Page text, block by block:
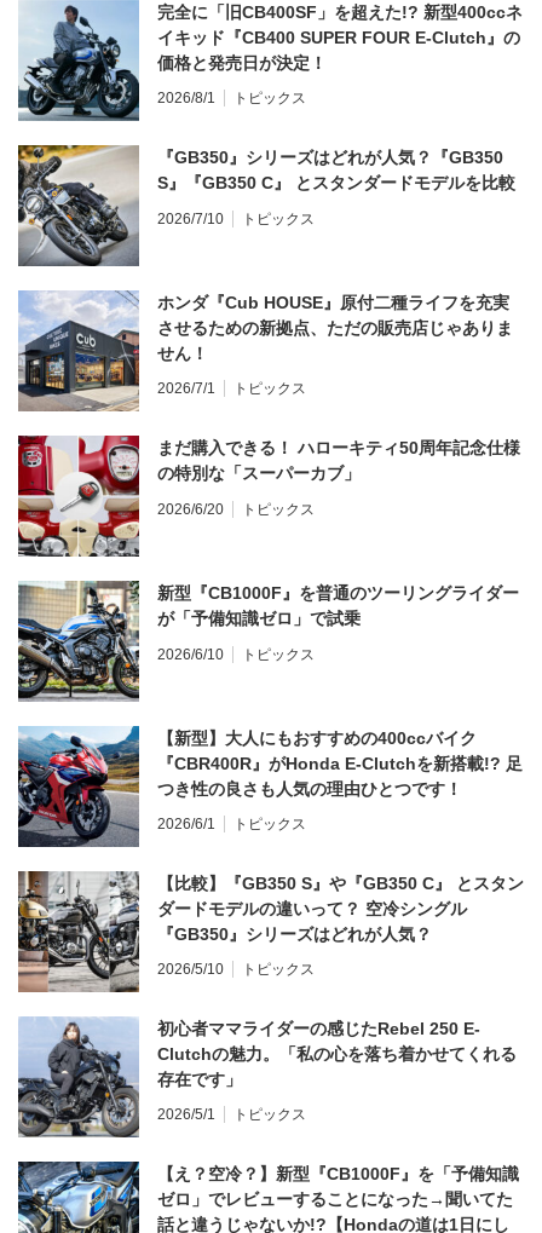
完全に「旧CB400SF」を超えた!? 新型400ccネ
イキッド『CB400 SUPER FOUR E-Clutch』の
価格と発売日が決定！
2026/8/1 トピックス
『GB350』シリーズはどれが人気？『GB350
S』『GB350 C』 とスタンダードモデルを比較
2026/7/10 トピックス
ホンダ『Cub HOUSE』原付二種ライフを充実
させるための新拠点、ただの販売店じゃありま
せん！
2026/7/1 トピックス
まだ購入できる！ ハローキティ50周年記念仕様
の特別な「スーパーカブ」
2026/6/20 トピックス
新型『CB1000F』を普通のツーリングライダー
が「予備知識ゼロ」で試乗
2026/6/10 トピックス
【新型】大人にもおすすめの400ccバイク
『CBR400R』がHonda E-Clutchを新搭載!? 足
つき性の良さも人気の理由ひとつです！
2026/6/1 トピックス
【比較】『GB350 S』や『GB350 C』 とスタン
ダードモデルの違いって？ 空冷シングル
『GB350』シリーズはどれが人気？
2026/5/10 トピックス
初心者ママライダーの感じたRebel 250 E-
Clutchの魅力。「私の心を落ち着かせてくれる
存在です」
2026/5/1 トピックス
【え？空冷？】新型『CB1000F』を「予備知識
ゼロ」でレビューすることになった→聞いてた
話と違うじゃないか!?【Hondaの道は1日にし